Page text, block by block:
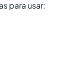
para usar: